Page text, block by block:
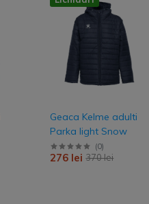
Geaca Kelme adulti
Parka light Snow
(0)
370 lei
276 lei